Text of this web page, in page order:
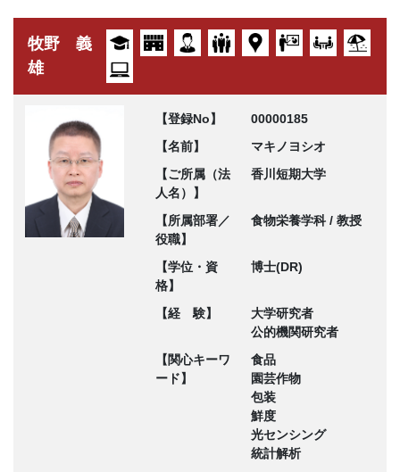
牧野 義
雄
【登録No】
00000185
【名前】
マキノヨシオ
【ご所属（法
人名）】
香川短期大学
【所属部署／
役職】
食物栄養学科 / 教授
【学位・資
格】
博士(DR)
【経 験】
大学研究者
公的機関研究者
【関心キーワ
ード】
食品
園芸作物
包装
鮮度
光センシング
統計解析